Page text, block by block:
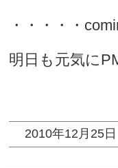
・・・・・
明日も元気に
2010年12月25日